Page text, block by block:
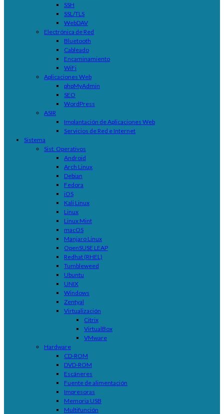
SSH
SSL/TLS
WebDAV
Electrónica de Red
Bluetooth
Cableado
Encaminamiento
WiFi
Aplicaciones Web
phpMyAdmin
SEO
WordPress
ASIR
Implantación de Aplicaciones Web
Servicios de Red e Internet
Sistema
Sist. Operativos
Android
Arch Linux
Debian
Fedora
iOS
Kali Linux
Linux
Linux Mint
macOS
Manjaro Linux
OpenSUSE LEAP
Redhat (RHEL)
Tumbleweed
Ubuntu
UNIX
Windows
Zentyal
Virtualización
Citrix
VirtualBox
VMware
Hardware
CD-ROM
DVD-ROM
Escáneres
Fuente de alimentación
Impresoras
Memoria USB
Multifunción